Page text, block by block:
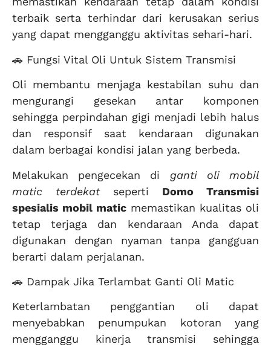
terbaik serta terhindar dari kerusakan serius
yang dapat mengganggu aktivitas sehari-hari.
🚗 Fungsi Vital Oli Untuk Sistem Transmisi
Oli membantu menjaga kestabilan suhu dan
mengurangi gesekan antar komponen
sehingga perpindahan gigi menjadi lebih halus
dan responsif saat kendaraan digunakan
dalam berbagai kondisi jalan yang berbeda.
Melakukan pengecekan di ganti oli mobil
matic terdekatseperti Domo Transmisi
spesialis mobil matic memastikan kualitas oli
tetap terjaga dan kendaraan Anda dapat
digunakan dengan nyaman tanpa gangguan
berarti dalam perjalanan.
🚗 Dampak Jika Terlambat Ganti Oli Matic
Keterlambatan penggantian oli dapat
menyebabkan penumpukan kotoran yang
mengganggu kinerja transmisi sehingga